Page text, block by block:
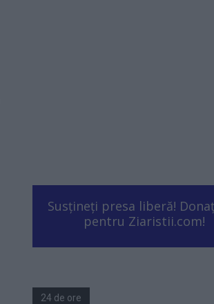
Susțineți presa liberă!
pentru Ziaristii.com!
24 de ore